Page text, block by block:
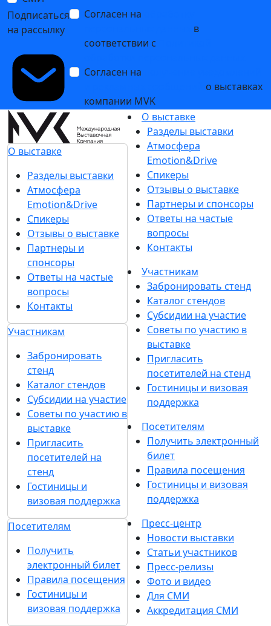
Подписаться
на рассылку
Согласен на
в
соответствии с
Согласен на
о выставках
компании MVK
О выставке
Разделы выставки
Атмосфера
Emotion&Drive
Спикеры
Отзывы о выставке
Партнеры и
спонсоры
Ответы на частые
вопросы
Контакты
Участникам
Забронировать
стенд
Каталог стендов
Субсидии на участие
Советы по участию в
выставке
Пригласить
посетителей на
стенд
Гостиницы и
визовая поддержка
Посетителям
Получить
электронный билет
Правила посещения
Гостиницы и
визовая поддержка
О выставке
Разделы выставки
Атмосфера
Emotion&Drive
Спикеры
Отзывы о выставке
Партнеры и спонсоры
Ответы на частые
вопросы
Контакты
Участникам
Забронировать стенд
Каталог стендов
Субсидии на участие
Советы по участию в
выставке
Пригласить
посетителей на стенд
Гостиницы и визовая
поддержка
Посетителям
Получить электронный
билет
Правила посещения
Гостиницы и визовая
поддержка
Пресс-центр
Новости выставки
Статьи участников
Пресс-релизы
Фото и видео
Для СМИ
Аккредитация СМИ